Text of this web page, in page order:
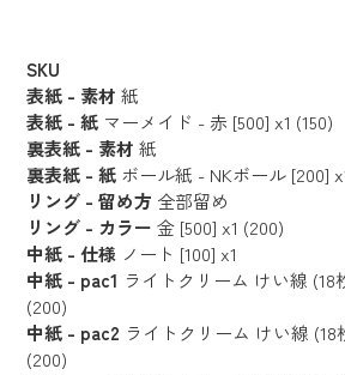
ー
ト
に
商
品
を
追
加
す
る
SKU
表紙 - 素材 紙
表紙 - 紙 マーメイド - 赤 [500] x1 (150)
裏表紙 - 素材 紙
裏表紙 - 紙 ボール紙 - NKボール [200]
リング - 留め方 全部留め
リング - カラー 金 [500] x1 (200)
中紙 - 仕様 ノート [100] x1
中紙 - pac1 ライトクリーム けい線 (18
(200)
中紙 - pac2 ライトクリーム けい線 (18
(200)